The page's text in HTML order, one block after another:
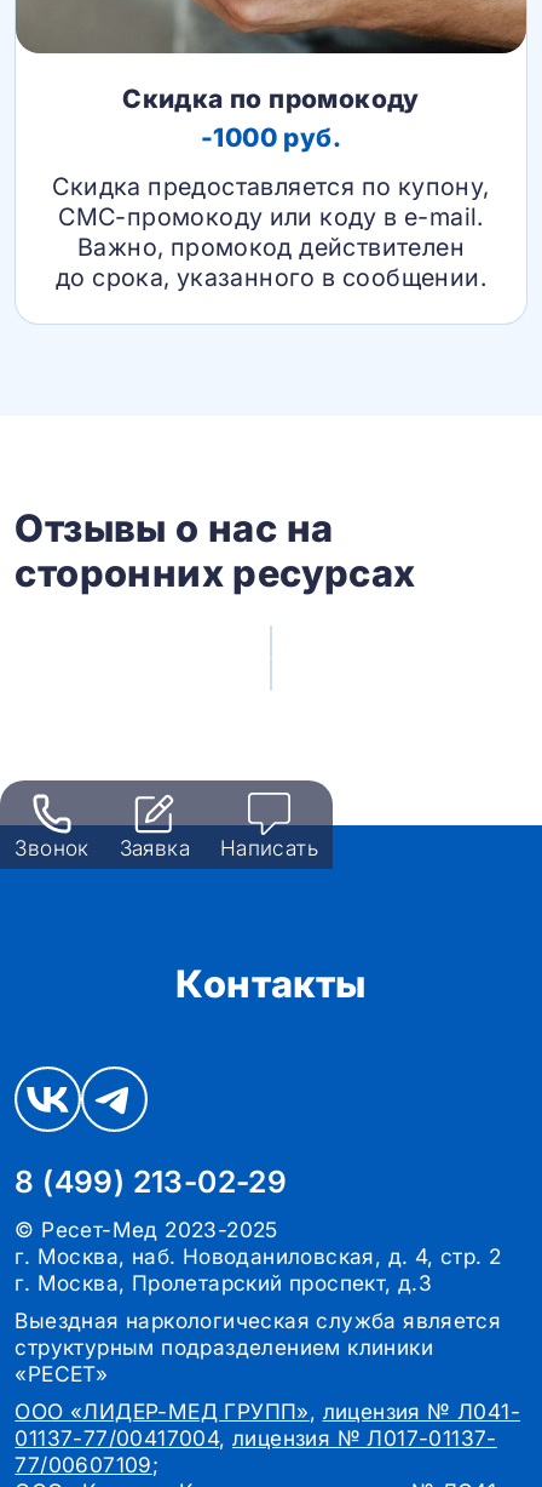
Скидка по промокоду
-1000 руб.
Скидка предоставляется по купону,
СМС-промокоду или коду в e-mail.
Важно, промокод действителен
до срока, указанного в сообщении.
Отзывы о нас на
сторонних ресурсах
Звонок Заявка Написать
Контакты
8 (499) 213-02-29
© Ресет-Мед 2023-2025
г. Москва, наб. Новоданиловская, д. 4, стр. 2
г. Москва, Пролетарский проспект, д.3
Выездная наркологическая служба является
структурным подразделением клиники
«РЕСЕТ»
ООО «ЛИДЕР-МЕД ГРУПП», лицензия № Л041-
01137-77/00417004, лицензия № Л017-01137-
77/00607109;